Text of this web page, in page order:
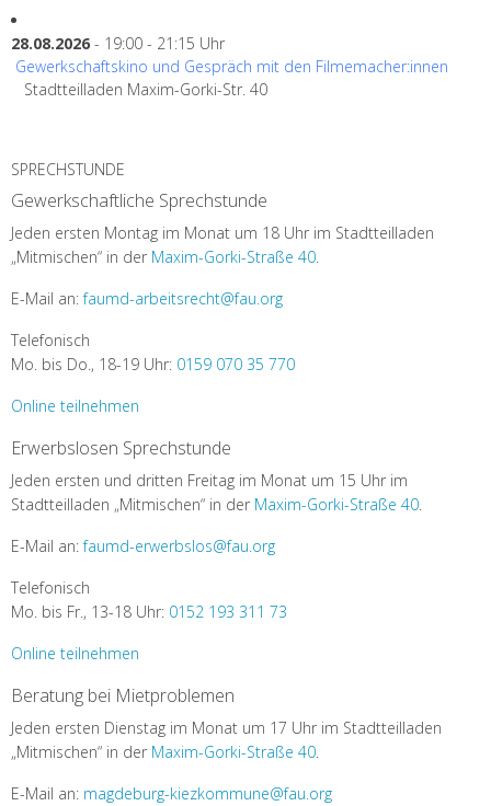
28.08.2026 - 19:00 - 21:15 Uhr
Gewerkschaftskino und Gespräch mit den Filmemacher:innen
Stadtteilladen Maxim-Gorki-Str. 40
SPRECHSTUNDE
Gewerkschaftliche Sprechstunde
Jeden ersten Montag im Monat um 18 Uhr im Stadtteilladen
„Mitmischen“ in der Maxim-Gorki-Straße 40.
E-Mail an:faumd-arbeitsrecht@fau.org
Telefonisch
Mo. bis Do., 18-19 Uhr: 0159 070 35 770
Online teilnehmen
Erwerbslosen Sprechstunde
Jeden ersten und dritten Freitag im Monat um 15 Uhr im
Stadtteilladen „Mitmischen“ in der Maxim-Gorki-Straße 40.
E-Mail an:faumd-erwerbslos@fau.org
Telefonisch
Mo. bis Fr., 13-18 Uhr: 0152 193 311 73
Online teilnehmen
Beratung bei Mietproblemen
Jeden ersten Dienstag im Monat um 17 Uhr im Stadtteilladen
„Mitmischen“ in der Maxim-Gorki-Straße 40.
E-Mail an: magdeburg-kiezkommune@fau.org